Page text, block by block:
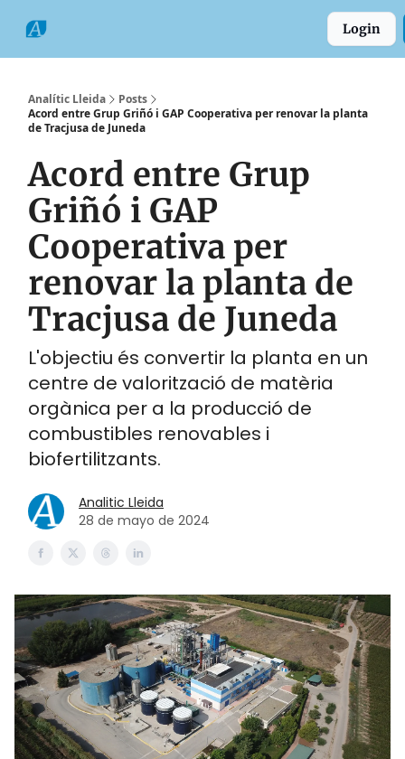
Login
Analític Lleida
Posts
Acord entre Grup Griñó i GAP Cooperativa per renovar la planta
de Tracjusa de Juneda
Acord entre Grup
Griñó i GAP
Cooperativa per
renovar la planta de
Tracjusa de Juneda
L'objectiu és convertir la planta en un
centre de valorització de matèria
orgànica per a la producció de
combustibles renovables i
biofertilitzants.
Analitic Lleida
28 de mayo de 2024